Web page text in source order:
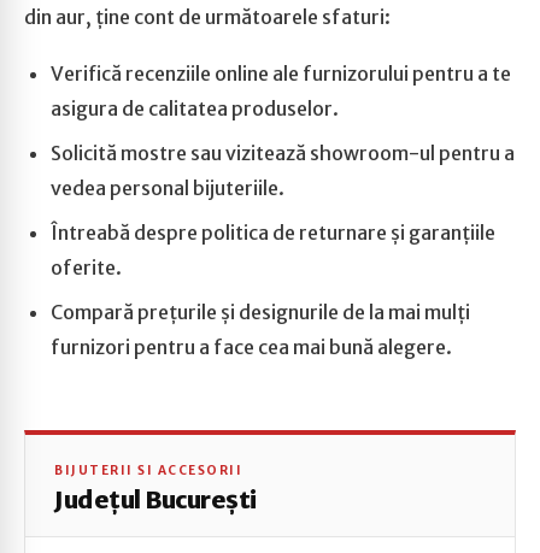
din aur, ține cont de următoarele sfaturi:
Verifică recenziile online ale furnizorului pentru a te
asigura de calitatea produselor.
Solicită mostre sau vizitează showroom-ul pentru a
vedea personal bijuteriile.
Întreabă despre politica de returnare și garanțiile
oferite.
Compară prețurile și designurile de la mai mulți
furnizori pentru a face cea mai bună alegere.
BIJUTERII SI ACCESORII
Județul București